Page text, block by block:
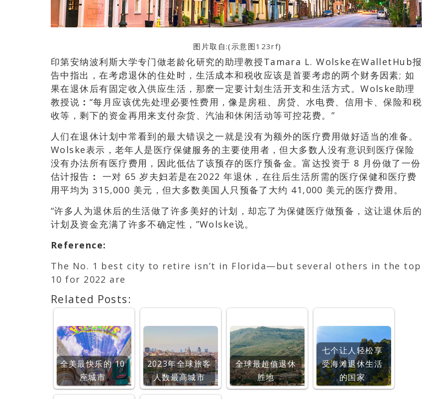
图片取自:(示意图123rf)
印第安纳波利斯大学专门做老龄化研究的助理教授Tamara L. Wolske在WalletHub报
告中指出，在考虑退休的住处时，生活成本和税收应该是首要考虑的两个财务因素; 如
果在退休后有固定收入供应生活，那麽一定要计划生活开支和生活方式。Wolske助理
教授说 ： “每月应该优先处理必要性费用，像是房租、房贷、水电费、信用卡、保险和税
收等，剩下的资金再用来支付杂货、汽油和休闲活动等可控花费。”
人们在退休计划中常看到的最大错误之一就是没有为额外的医疗费用做好适当的准备。
Wolske表示，老年人是医疗保健服务的主要使用者，但大多数人没有意识到医疗保险
没有办法所有医疗费用，因此低估了该预存的医疗预备金。富达投资于 8 月份做了一份
估计报告 ：
一对 65 岁夫妇若是在2022 年退休，在往后生活所需的医疗保健和医疗费
用平均为 315,000 美元，但大多数美国人只预备了大约 41,000 美元的医疗费用。
“许多人为退休后的生活做了许多美好的计划，却忘了为保健医疗做预备，这让退休后的
计划及资金充满了许多不确定性，”Wolske说。
Reference:
The No. 1 best city to retire isn’t in Florida—but several others in the top
10 for 2022 are
Related Posts:
全美最快乐的 10
座城市
2023年全球旅客
人数最高城市
全球最超值退休
胜地
七个让人轻松享
受海滩退休生活
的国家